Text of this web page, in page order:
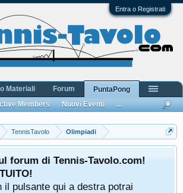
Entra o Registrati
TennisTavolo Olimpiadi
forum di Tennis-Tavolo.com!
il pulsante qui a destra potrai
Materiali Forum
PuntaPong
Members Nuovi Eventi ...